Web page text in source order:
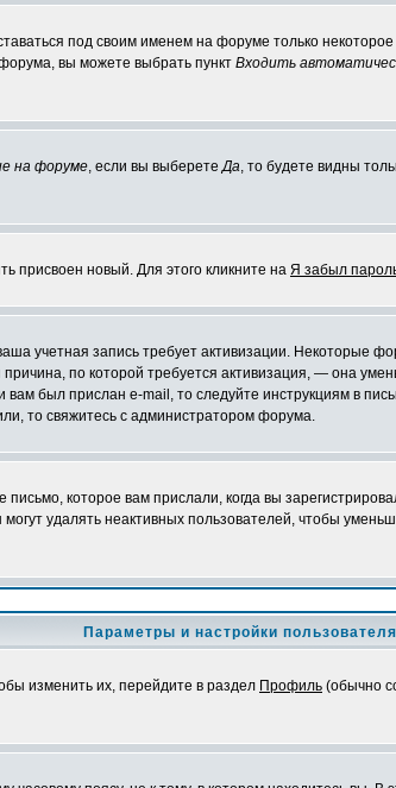
под своим именем на форуме только
вы можете выбрать пункт Входить
на форуме, если вы выберетеДа, то будете видны
присвоен новый. Для этого кликните на Я забыл
учетная запись требует активизации. Некоторые
по которой требуется активизация, — она
был прислан e-mail, то следуйте инструкциям в
то свяжитесь с администратором форума.
которое вам прислали, когда вы
удалять неактивных пользователей, чтобы
Параметры и настройки пользователя
изменить их, перейдите в раздел Профиль (обычно